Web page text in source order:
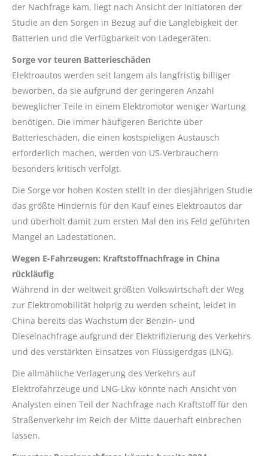
der Nachfrage kam, liegt nach Ansicht der Initiatoren der
Studie an den Sorgen in Bezug auf die Langlebigkeit der
Batterien und die Verfügbarkeit von Ladegeräten.
Sorge vor teuren Batterieschäden
Elektroautos werden seit langem als langfristig billiger
beworben, da sie aufgrund der geringeren Anzahl
beweglicher Teile in einem Elektromotor weniger Wartung
benötigen. Die immer häufigeren Berichte über
Batterieschäden, die einen kostspieligen Austausch
erforderlich machen, werden von US-Verbrauchern
besonders kritisch verfolgt.
Die Sorge vor hohen Kosten stellt in der diesjährigen Studie
das größte Hindernis für den Kauf eines Elektroautos dar
und überholt damit zum ersten Mal den ins Feld geführten
Mangel an Ladestationen.
Wegen E-Fahrzeugen: Kraftstoffnachfrage in China
rückläufig
Während in der weltweit größten Volkswirtschaft der Weg
zur Elektromobilität holprig zu werden scheint, leidet in
China bereits das Wachstum der Benzin- und
Dieselnachfrage aufgrund der Elektrifizierung des Verkehrs
und des verstärkten Einsatzes von Flüssigerdgas (LNG).
Die allmähliche Verlagerung des Verkehrs auf
Elektrofahrzeuge und LNG-Lkw könnte nach Ansicht von
Analysten einen Teil der Nachfrage nach Kraftstoff für den
Straßenverkehr im Reich der Mitte dauerhaft einbrechen
lassen.